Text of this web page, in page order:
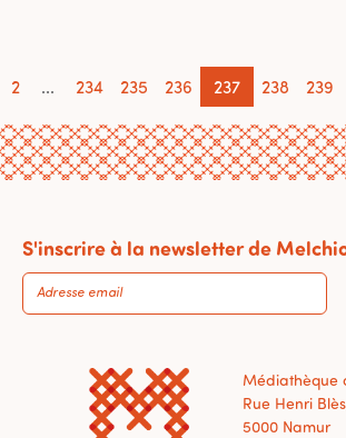
2 ... 234 235 236 237 238 239
S'inscrire à la newsletter de
Médiathèque
Rue Henri
5000 Namur